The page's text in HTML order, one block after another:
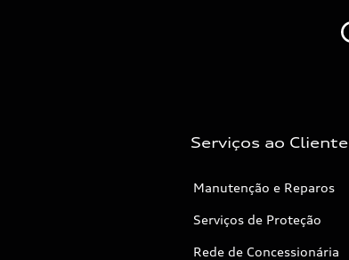
Serviços ao Cliente
Manutenção e Reparos
Serviços de Proteção
Rede de Concessionária